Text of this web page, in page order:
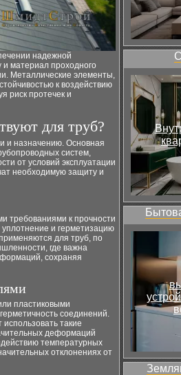
надежной
материал проходного
Металлические элементы,
к воздействию
риск протечек и
для труб?
и назначению. Основная
систем,
от условий эксплуатации
необходимую защиту и
требованиями к прочности
и герметизацию
для труб, по
где важна
сохраняя
пластиковыми
соединений.
такие
деформаций
температурных
отклонениях от